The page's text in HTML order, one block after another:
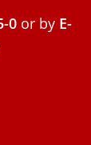
0 or by E-